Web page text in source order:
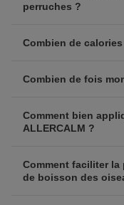
perruches ?
Combien de
Combien de fois
Comment bien
ALLERCALM ?
Comment faciliter la
de boisson des